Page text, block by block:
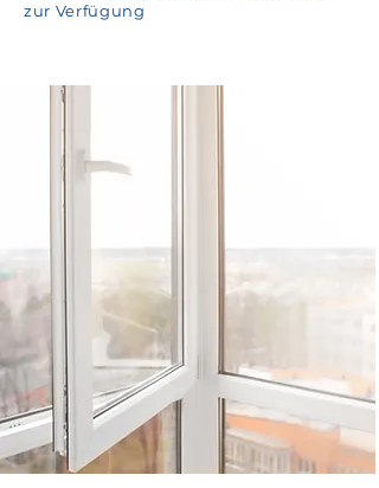
zur Verfügung